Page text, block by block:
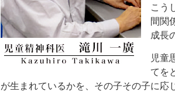
こう
間関
成長
児童
てを
が生まれているかを、その子その子に